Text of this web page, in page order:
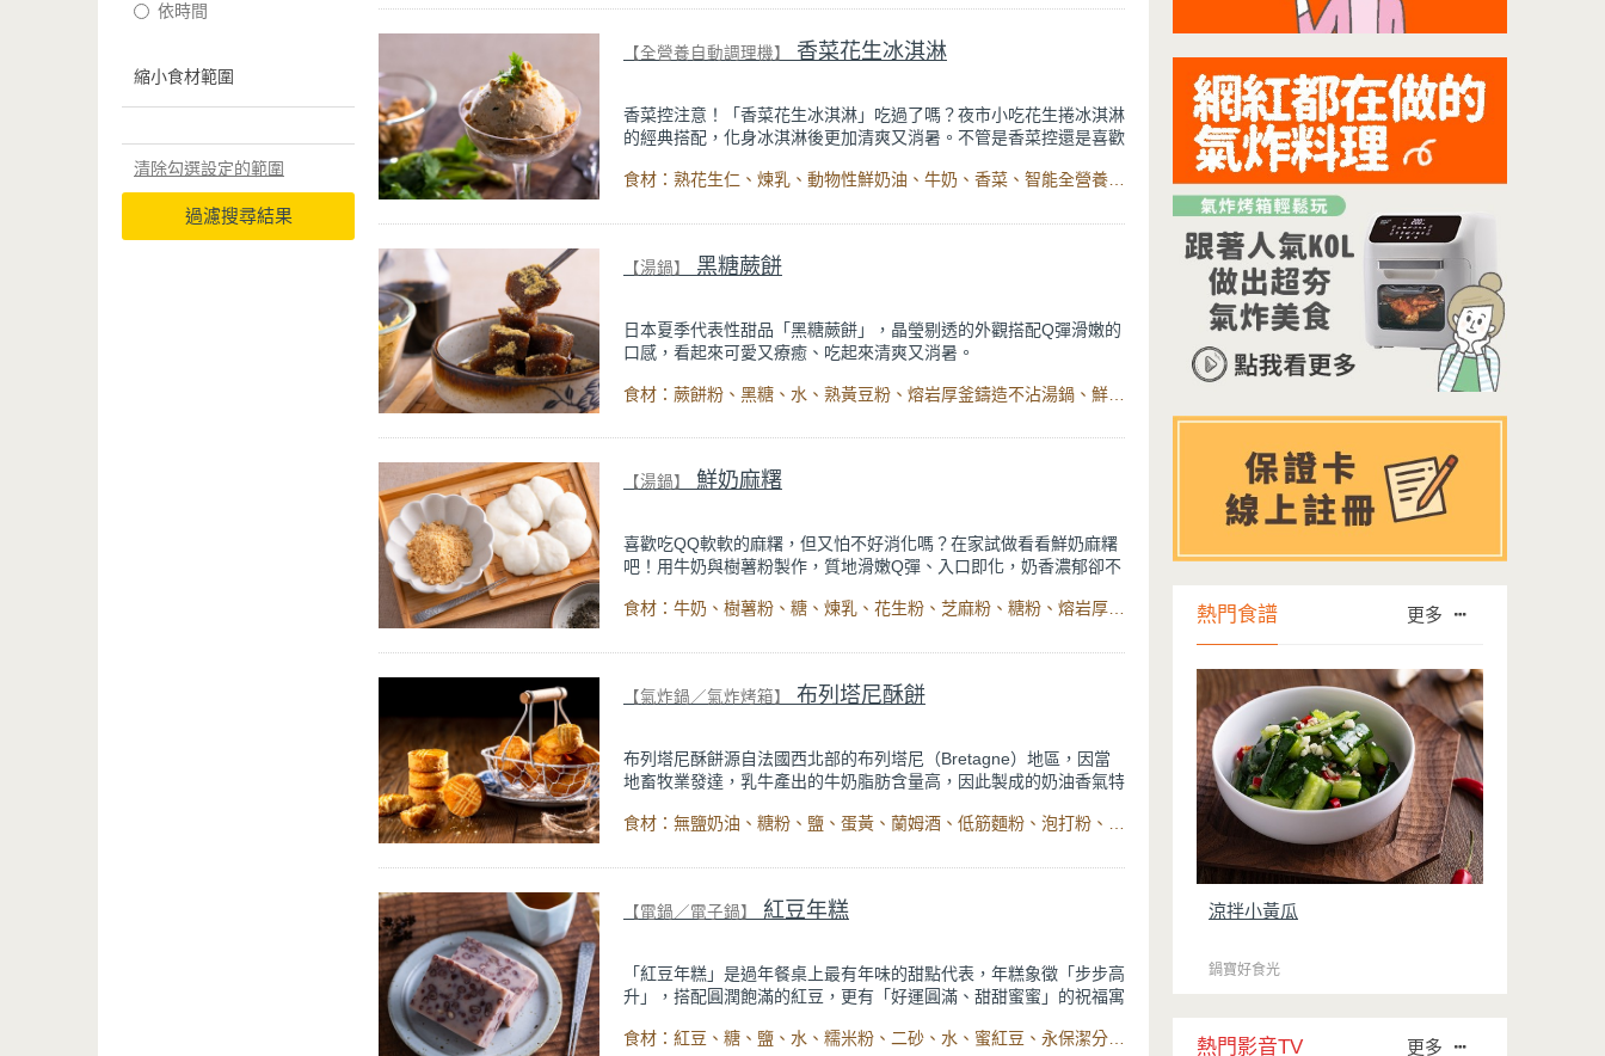
依時間
縮小食材範圍
清除勾選設定的範圍
過濾搜尋結果
相較於傳統提拉米蘇，這款更清爽、更低負擔，無論是下午茶、飯後
【全營養自動調理機】 香菜花生冰淇淋
香菜控注意！「香菜花生冰淇淋」吃過了嗎？夜市小吃花生捲冰淇淋
的經典搭配，化身冰淇淋後更加清爽又消暑。不管是香菜控還是喜歡
用營養調理機就能在家做出冰淇淋！把花生、鮮奶油、牛奶與煉乳打
新草本香氣，讓整體更豐富有層次，甜而不膩超涮嘴。
【湯鍋】 黑糖蕨餅
日本夏季代表性甜品「黑糖蕨餅」，晶瑩剔透的外觀搭配Q彈滑嫩的
口感，看起來可愛又療癒、吃起來清爽又消暑。
只要蕨餅粉、黑糖與水三種主要材料，簡單三步驟就能在家輕鬆完
成！蕨餅入口冰涼柔軟，帶有彈牙的Q勁，咀嚼時散發淡淡黑糖香
【湯鍋】 鮮奶麻糬
喜歡吃QQ軟軟的麻糬，但又怕不好消化嗎？在家試做看看鮮奶麻糬
吧！用牛奶與樹薯粉製作，質地滑嫩Q彈、入口即化，奶香濃郁卻不
成，親子DIY或下午茶點心都適合。
豐富、層次分明，保留傳統麻糬風味，吃起來卻安心無負擔！
食材：牛奶、樹薯粉、糖、煉乳、花生粉、芝麻粉、糖粉、熔岩厚釜鑄造不沾湯鍋
【氣炸鍋／氣炸烤箱】 布列塔尼酥餅
布列塔尼酥餅源自法國西北部的布列塔尼（Bretagne）地區，因當
地畜牧業發達，乳牛產出的牛奶脂肪含量高，因此製成的奶油香氣特
其中經典。
即化、層次簡單卻耐吃，無論搭配咖啡、紅茶都優雅又迷人。
【電鍋／電子鍋】 紅豆年糕
「紅豆年糕」是過年餐桌上最有年味的甜點代表，年糕象徵「步步高
升」，搭配圓潤飽滿的紅豆，更有「好運圓滿、甜甜蜜蜜」的祝福寓
熱門食譜 更多
涼拌小黃瓜
鍋寶好食光
熱門影音TV 更多